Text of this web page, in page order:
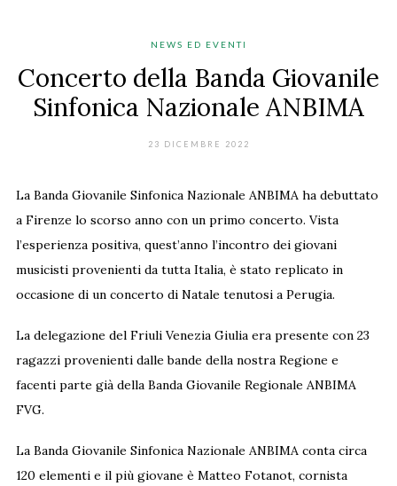
NEWS ED EVENTI
Concerto della Banda Giovanile
Sinfonica Nazionale ANBIMA
23 DICEMBRE 2022
La Banda Giovanile Sinfonica Nazionale ANBIMA ha debuttato
a Firenze lo scorso anno con un primo concerto. Vista
l’esperienza positiva, quest’anno l’incontro dei giovani
musicisti provenienti da tutta Italia, è stato replicato in
occasione di un concerto di Natale tenutosi a Perugia.
La delegazione del Friuli Venezia Giulia era presente con 23
ragazzi provenienti dalle bande della nostra Regione e
facenti parte già della Banda Giovanile Regionale ANBIMA
FVG.
La Banda Giovanile Sinfonica Nazionale ANBIMA conta circa
120 elementi e il più giovane è Matteo Fotanot, cornista